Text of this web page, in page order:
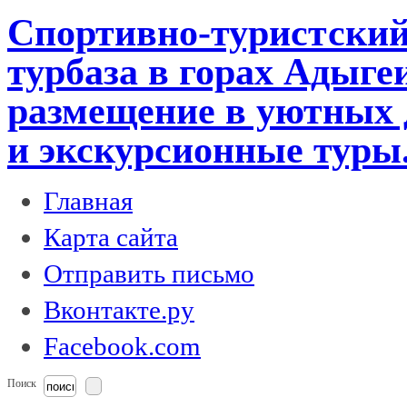
Спортивно-
турбаза в горах
размещение в уютных
и экскурсионные
Главная
Карта сайта
Отправить письмо
Вконтакте.ру
Facebook.com
Поиск